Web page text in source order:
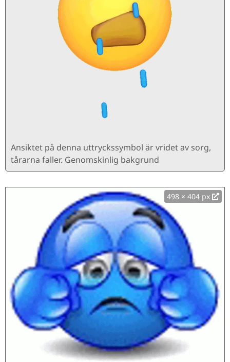
Ansiktet på denna uttryckssymbol är vridet av sorg,
tårarna faller. Genomskinlig bakgrund
498 × 404 px